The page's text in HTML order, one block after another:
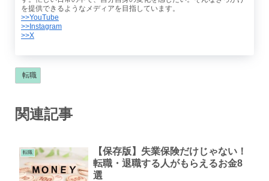
を提供できるようなメディアを目指しています。
>>YouTube
>>Instagram
>>X
転職
関連記事
転職
【保存版】失業保険だけじゃない！
転職・退職する人がもらえるお金8
選